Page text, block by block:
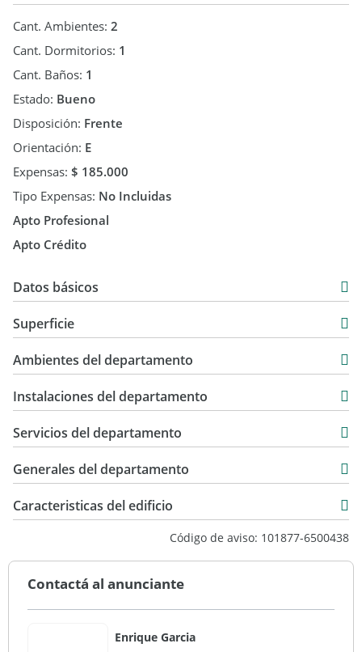
Cant. Ambientes: 2
Cant. Dormitorios: 1
Cant. Baños: 1
Estado: Bueno
Disposición: Frente
Orientación: E
Expensas: $ 185.000
Tipo Expensas: No Incluidas
Apto Profesional
Apto Crédito
Datos básicos
Venta
USD 96.000
Superficie
4 m2
45 m2
Ambientes del departamento
Instalaciones del departamento
Servicios del departamento
Generales del departamento
Caracteristicas del edificio
20
Código de aviso: 101877-6500438
Contactá al anunciante
Enrique Garcia